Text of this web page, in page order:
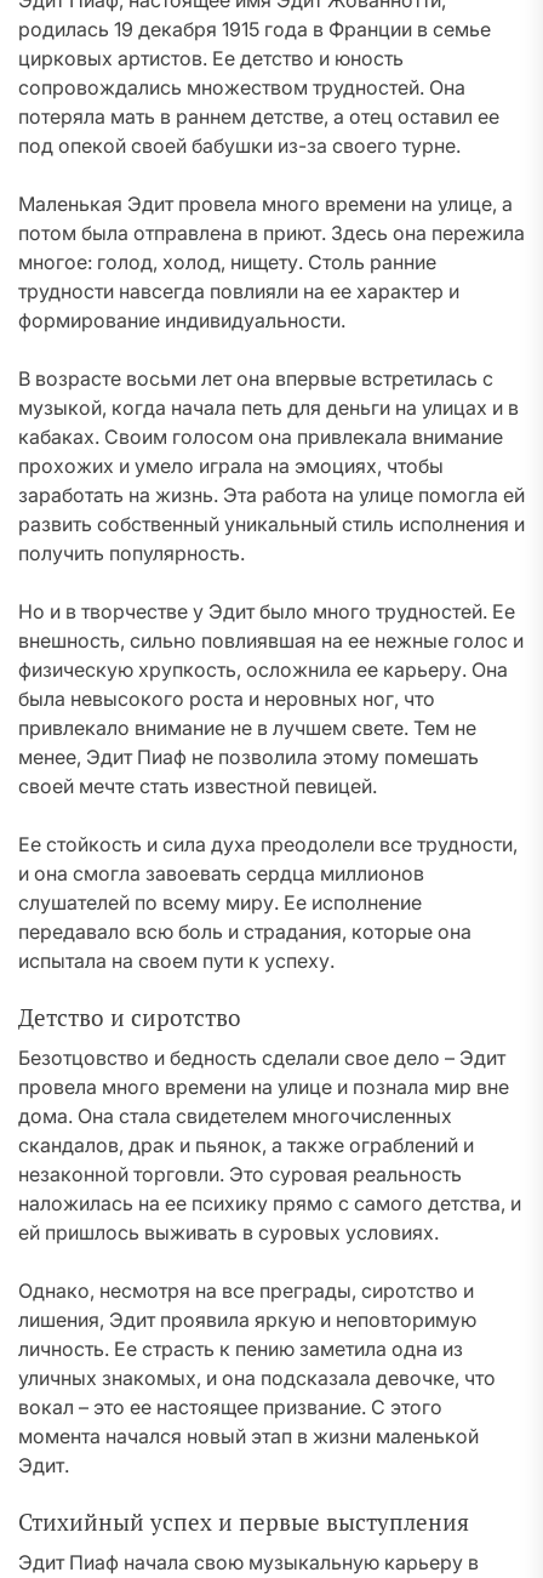
родилась 19 декабря 1915 года в Франции в семье
цирковых артистов. Ее детство и юность
сопровождались множеством трудностей. Она
потеряла мать в раннем детстве, а отец оставил ее
под опекой своей бабушки из-за своего турне.
Маленькая Эдит провела много времени на улице, а
потом была отправлена в приют. Здесь она пережила
многое: голод, холод, нищету. Столь ранние
трудности навсегда повлияли на ее характер и
формирование индивидуальности.
В возрасте восьми лет она впервые встретилась с
музыкой, когда начала петь для деньги на улицах и в
кабаках. Своим голосом она привлекала внимание
прохожих и умело играла на эмоциях, чтобы
заработать на жизнь. Эта работа на улице помогла ей
развить собственный уникальный стиль исполнения и
получить популярность.
Но и в творчестве у Эдит было много трудностей. Ее
внешность, сильно повлиявшая на ее нежные голос и
физическую хрупкость, осложнила ее карьеру. Она
была невысокого роста и неровных ног, что
привлекало внимание не в лучшем свете. Тем не
менее, Эдит Пиаф не позволила этому помешать
своей мечте стать известной певицей.
Ее стойкость и сила духа преодолели все трудности,
и она смогла завоевать сердца миллионов
слушателей по всему миру. Ее исполнение
передавало всю боль и страдания, которые она
испытала на своем пути к успеху.
Детство и сиротство
Безотцовство и бедность сделали свое дело – Эдит
провела много времени на улице и познала мир вне
дома. Она стала свидетелем многочисленных
скандалов, драк и пьянок, а также ограблений и
незаконной торговли. Это суровая реальность
наложилась на ее психику прямо с самого детства, и
ей пришлось выживать в суровых условиях.
Однако, несмотря на все преграды, сиротство и
лишения, Эдит проявила яркую и неповторимую
личность. Ее страсть к пению заметила одна из
уличных знакомых, и она подсказала девочке, что
вокал – это ее настоящее призвание. С этого
момента начался новый этап в жизни маленькой
Эдит.
Стихийный успех и первые выступления
Эдит Пиаф начала свою музыкальную карьеру в